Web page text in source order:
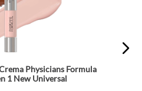
Physicians Formula
1 New Universal